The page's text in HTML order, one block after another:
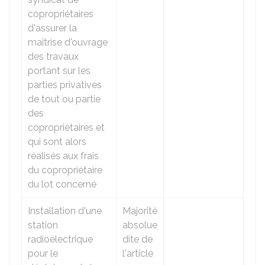
copropriétaires
d'assurer la
maîtrise d'ouvrage
des travaux
portant sur les
parties privatives
de tout ou partie
des
copropriétaires et
qui sont alors
réalisés aux frais
du copropriétaire
du lot concerné
Installation d'une
station
radioélectrique
pour le
Majorité
absolue
dite de
l'article